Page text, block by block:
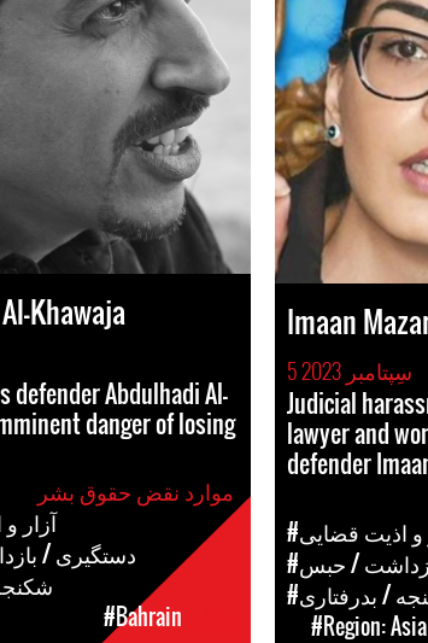
Imaan
5 سِپتامبر 2023
Judicial
lawyer and
defender
و اذیت قضایی
/ حبس
/ بدرفتاری
#Region:
Khawaja
defender Abdulhadi Al-
danger of losing
#آزار
#دستگیری /
#Bahrain